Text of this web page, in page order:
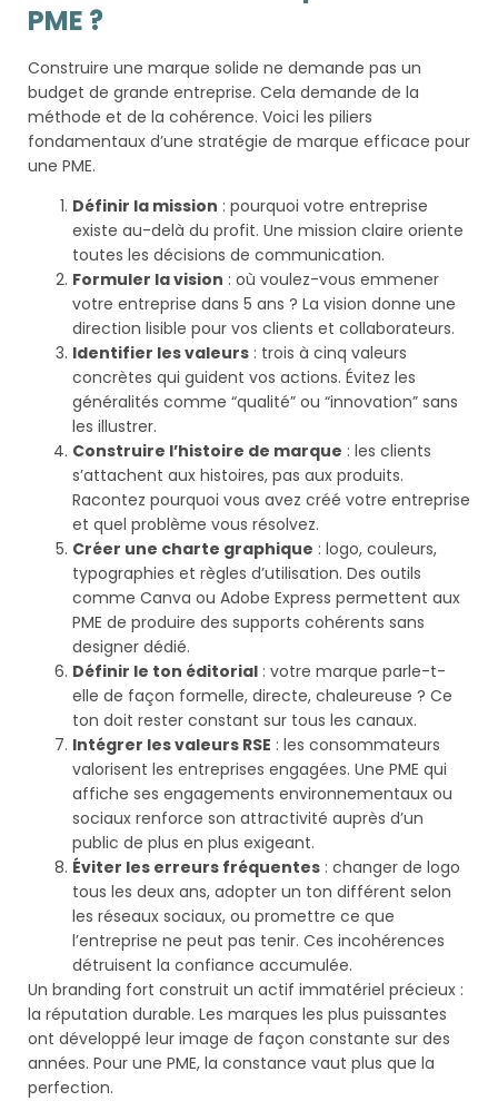
PME ?
Construire une marque solide ne demande pas un
budget de grande entreprise. Cela demande de la
méthode et de la cohérence. Voici les piliers
fondamentaux d’une stratégie de marque efficace pour
une PME.
Définir la mission : pourquoi votre entreprise
existe au-delà du profit. Une mission claire oriente
toutes les décisions de communication.
Formuler la vision : où voulez-vous emmener
votre entreprise dans 5 ans ? La vision donne une
direction lisible pour vos clients et collaborateurs.
Identifier les valeurs : trois à cinq valeurs
concrètes qui guident vos actions. Évitez les
généralités comme “qualité” ou “innovation” sans
les illustrer.
Construire l’histoire de marque : les clients
s’attachent aux histoires, pas aux produits.
Racontez pourquoi vous avez créé votre entreprise
et quel problème vous résolvez.
Créer une charte graphique : logo, couleurs,
typographies et règles d’utilisation. Des outils
comme Canva ou Adobe Express permettent aux
PME de produire des supports cohérents sans
designer dédié.
Définir le ton éditorial : votre marque parle-t-
elle de façon formelle, directe, chaleureuse ? Ce
ton doit rester constant sur tous les canaux.
Intégrer les valeurs RSE : les consommateurs
valorisent les entreprises engagées. Une PME qui
affiche ses engagements environnementaux ou
sociaux renforce son attractivité auprès d’un
public de plus en plus exigeant.
Éviter les erreurs fréquentes : changer de logo
tous les deux ans, adopter un ton différent selon
les réseaux sociaux, ou promettre ce que
l’entreprise ne peut pas tenir. Ces incohérences
détruisent la confiance accumulée.
Un branding fort construit un actif immatériel précieux :
la réputation durable. Les marques les plus puissantes
ont développé leur image de façon constante sur des
années. Pour une PME, la constance vaut plus que la
perfection.